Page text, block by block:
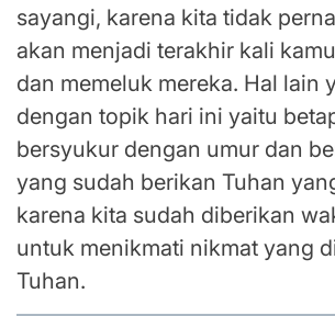
sayangi, karena kita tidak
akan menjadi terakhir kali
dan memeluk mereka. Hal lain
dengan topik hari ini yaitu
bersyukur dengan umur dan
yang sudah berikan Tuhan
karena kita sudah diberikan
untuk menikmati nikmat yang
Tuhan.